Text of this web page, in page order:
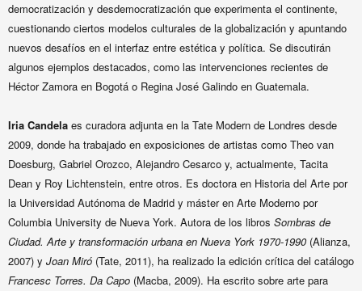
democratización y desdemocratización que experimenta el continente,
cuestionando ciertos modelos culturales de la globalización y apuntando
nuevos desafíos en el interfaz entre estética y política. Se discutirán
algunos ejemplos destacados, como las intervenciones recientes de
Héctor Zamora en Bogotá o Regina José Galindo en Guatemala.
Iria Candela es curadora adjunta en la Tate Modern de Londres desde
2009, donde ha trabajado en exposiciones de artistas como Theo van
Doesburg, Gabriel Orozco, Alejandro Cesarco y, actualmente, Tacita
Dean y Roy Lichtenstein, entre otros. Es doctora en Historia del Arte por
la Universidad Autónoma de Madrid y máster en Arte Moderno por
Columbia University de Nueva York. Autora de los libros Sombras de
Ciudad. Arte y transformación urbana en Nueva York 1970-1990 (Alianza,
2007) y Joan Miró (Tate, 2011), ha realizado la edición crítica del catálogo
Francesc Torres. Da Capo (Macba, 2009). Ha escrito sobre arte para